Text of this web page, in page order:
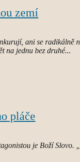
zemí
ani se radikálně
na jednu bez druhé...
pláče
je Boží Slovo.